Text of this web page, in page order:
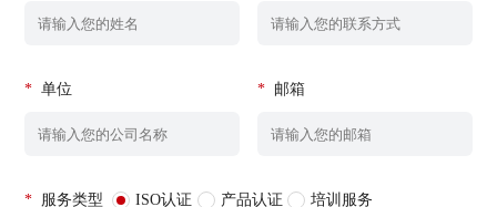
* 单位 * 邮箱
* 服务类型 ISO认证 产品认证 培训服务